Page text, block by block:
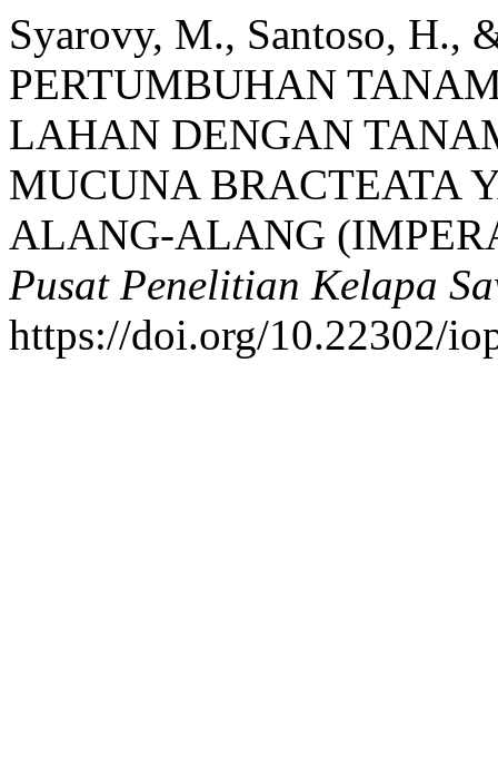
Syarovy, M., Santoso, H.,
PERTUMBUHAN
LAHAN DENGAN
MUCUNA BRACTEATA
ALANG-ALANG
Pusat Penelitian Kelapa
https://doi.org/10.22302/